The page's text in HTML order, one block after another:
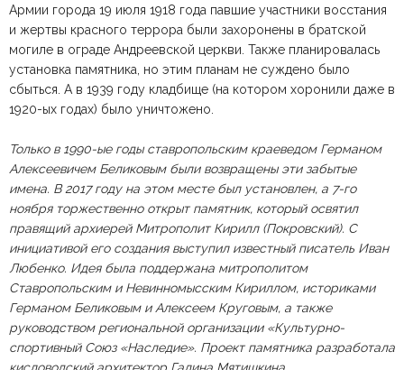
Армии города 19 июля 1918 года павшие участники восстания
и жертвы красного террора были захоронены в братской
могиле в ограде Андреевской церкви. Также планировалась
установка памятника, но этим планам не суждено было
сбыться. А в 1939 году кладбище (на котором хоронили даже в
1920-ых годах) было уничтожено.
Только в 1990-ые годы ставропольским краеведом Германом
Алексеевичем Беликовым были возвращены эти забытые
имена. В 2017 году на этом месте был установлен, а 7-го
ноября торжественно открыт памятник, который освятил
правящий архиерей Митрополит Кирилл (Покровский). С
инициативой его создания выступил известный писатель Иван
Любенко. Идея была поддержана митрополитом
Ставропольским и Невинномысским Кириллом, историками
Германом Беликовым и Алексеем Круговым, а также
руководством региональной организации «Культурно-
спортивный Союз «Наследие». Проект памятника разработала